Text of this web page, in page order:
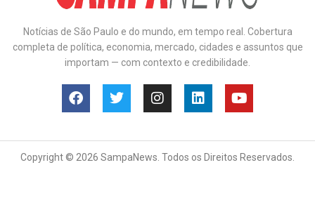
Notícias de São Paulo e do mundo, em tempo real. Cobertura
completa de política, economia, mercado, cidades e assuntos que
importam — com contexto e credibilidade.
Copyright © 2026 SampaNews. Todos os Direitos Reservados.